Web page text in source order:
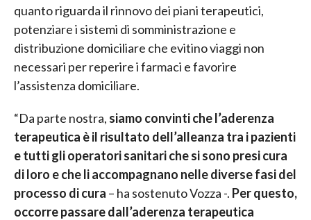
quanto riguarda il rinnovo dei piani terapeutici,
potenziare i sistemi di somministrazione e
distribuzione domiciliare che evitino viaggi non
necessari per reperire i farmaci e favorire
l’assistenza domiciliare.
“Da parte nostra, siamo convinti che l’aderenza
terapeutica è il risultato dell’alleanza tra i pazienti
e tutti gli operatori sanitari che si sono presi cura
di loro e che li accompagnano nelle diverse fasi del
processo di cura – ha sostenuto Vozza -. Per questo,
occorre passare dall’aderenza terapeutica